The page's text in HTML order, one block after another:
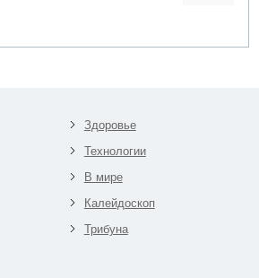
Здоровье
Технологии
В мире
Калейдоскоп
Трибуна